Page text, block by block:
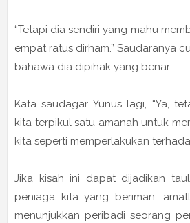
“Tetapi dia sendiri yang mahu
empat ratus dirham.” Saudaranya
bahawa dia dipihak yang benar.
Kata saudagar Yunus lagi, “Ya,
kita terpikul satu amanah untuk
kita seperti memperlakukan
Jika kisah ini dapat dijadikan
peniaga kita yang beriman,
menunjukkan peribadi seorang